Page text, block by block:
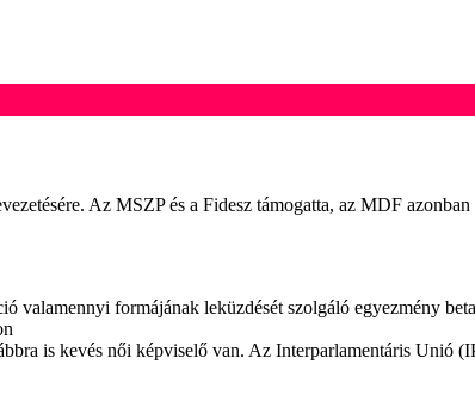
Az MSZP és a Fidesz támogatta, az MDF
formájának leküzdését szolgáló egyezmény
is kevés női képviselő van. Az Interparlamentáris Unió